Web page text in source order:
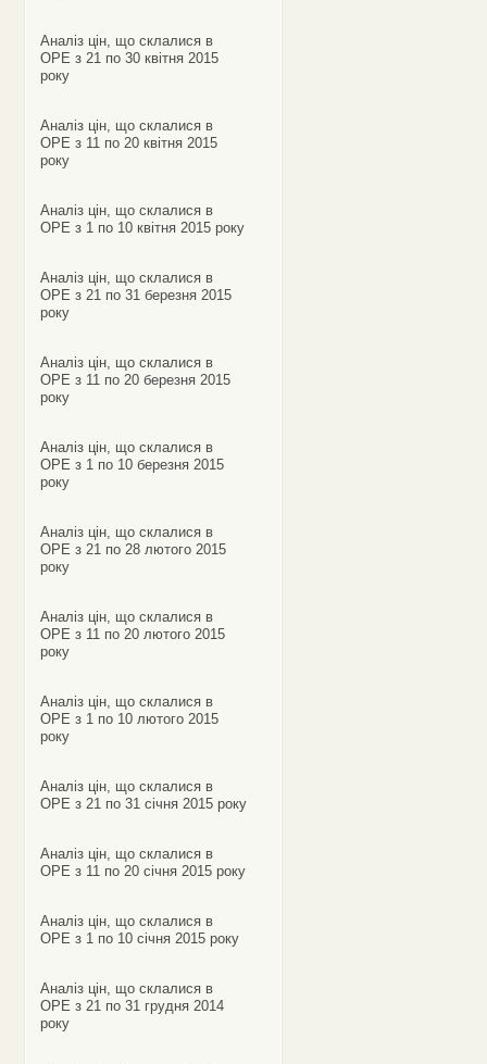
Аналіз цін, що склалися в
ОРЕ з 21 по 30 квітня 2015
року
Аналіз цін, що склалися в
ОРЕ з 11 по 20 квітня 2015
року
Аналіз цін, що склалися в
ОРЕ з 1 по 10 квітня 2015 року
Аналіз цін, що склалися в
ОРЕ з 21 по 31 березня 2015
року
Аналіз цін, що склалися в
ОРЕ з 11 по 20 березня 2015
року
Аналіз цін, що склалися в
ОРЕ з 1 по 10 березня 2015
року
Аналіз цін, що склалися в
ОРЕ з 21 по 28 лютого 2015
року
Аналіз цін, що склалися в
ОРЕ з 11 по 20 лютого 2015
року
Аналіз цін, що склалися в
ОРЕ з 1 по 10 лютого 2015
року
Аналіз цін, що склалися в
ОРЕ з 21 по 31 січня 2015 року
Аналіз цін, що склалися в
ОРЕ з 11 по 20 січня 2015 року
Аналіз цін, що склалися в
ОРЕ з 1 по 10 січня 2015 року
Аналіз цін, що склалися в
ОРЕ з 21 по 31 грудня 2014
року